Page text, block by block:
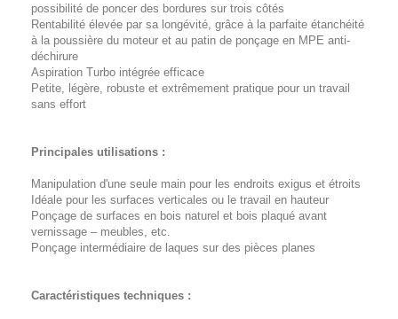
possibilité de poncer des bordures sur trois côtés
Rentabilité élevée par sa longévité, grâce à la parfaite étanchéité
à la poussière du moteur et au patin de ponçage en MPE anti-
déchirure
Aspiration Turbo intégrée efficace
Petite, légère, robuste et extrêmement pratique pour un travail
sans effort
Principales utilisations :
Manipulation d'une seule main pour les endroits exigus et étroits
Idéale pour les surfaces verticales ou le travail en hauteur
Ponçage de surfaces en bois naturel et bois plaqué avant
vernissage – meubles, etc.
Ponçage intermédiaire de laques sur des pièces planes
Caractéristiques techniques :